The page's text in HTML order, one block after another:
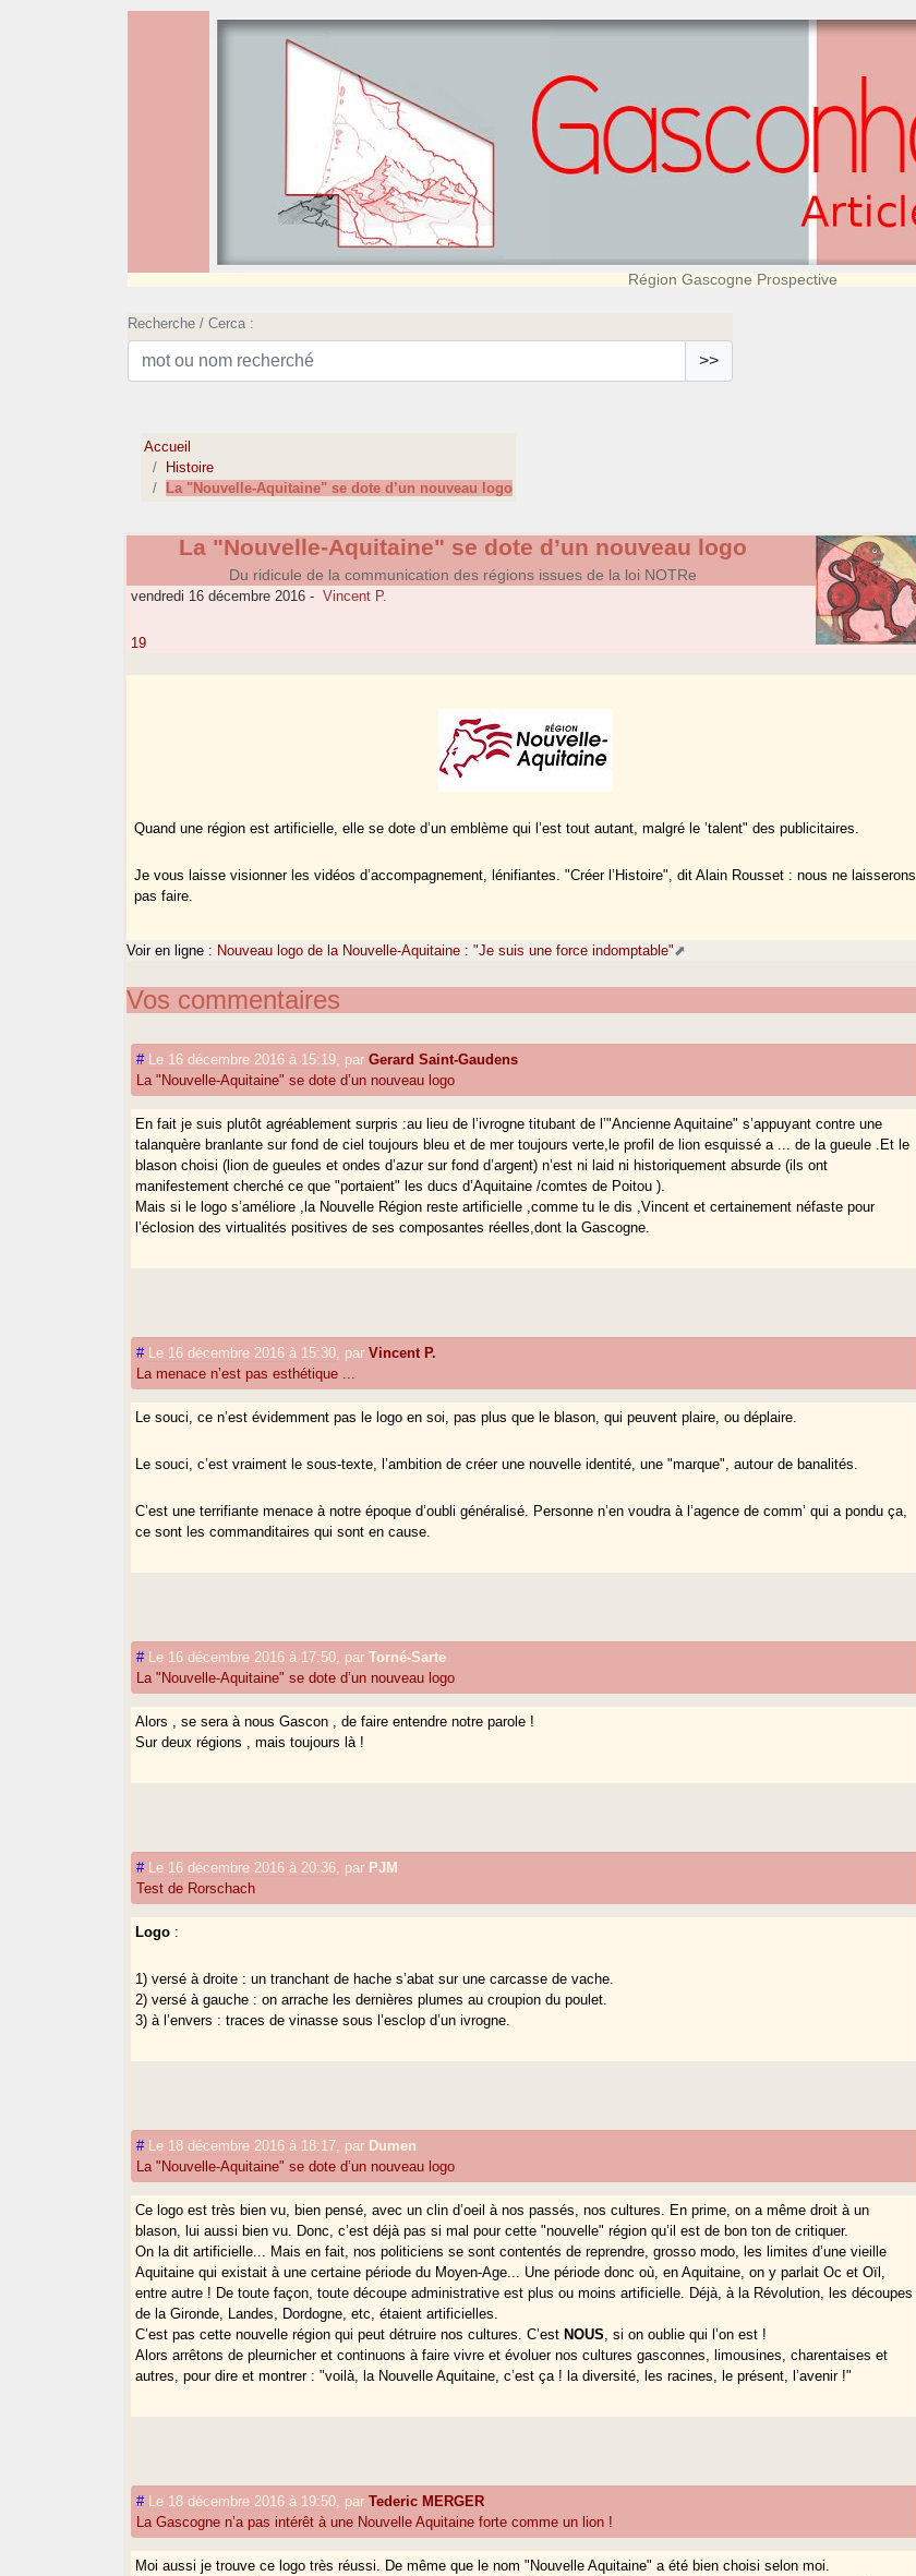
Région Gascogne Prospective
Recherche / Cerca :
>>
Accueil
Histoire
La "Nouvelle-Aquitaine" se dote d’un nouveau logo
La "Nouvelle-Aquitaine" se dote d’un nouveau logo
Du ridicule de la communication des régions issues de la loi NOTRe
vendredi 16 décembre 2016 - Vincent P.
19
Quand une région est artificielle, elle se dote d’un emblème qui l’est tout autant, malgré le ’talent" des publicitaires.
Je vous laisse visionner les vidéos d’accompagnement, lénifiantes. "Créer l’Histoire", dit Alain Rousset : nous ne laisserons
pas faire.
Voir en ligne : Nouveau logo de la Nouvelle-Aquitaine : "Je suis une force indomptable"
Vos commentaires
# Le 16 décembre 2016 à 15:19 parGerard Saint-Gaudens
La "Nouvelle-Aquitaine" se dote d’un nouveau logo
En fait je suis plutôt agréablement surpris :au lieu de l’ivrogne titubant de l’"Ancienne Aquitaine" s’appuyant contre une
talanquère branlante sur fond de ciel toujours bleu et de mer toujours verte,le profil de lion esquissé a ... de la gueule .Et le
blason choisi (lion de gueules et ondes d’azur sur fond d’argent) n’est ni laid ni historiquement absurde (ils ont
manifestement cherché ce que "portaient" les ducs d’Aquitaine /comtes de Poitou ).
Mais si le logo s’améliore ,la Nouvelle Région reste artificielle ,comme tu le dis ,Vincent et certainement néfaste pour
l’éclosion des virtualités positives de ses composantes réelles,dont la Gascogne.
# Le 16 décembre 2016 à 15:30 parVincent P.
La menace n’est pas esthétique ...
Le souci, ce n’est évidemment pas le logo en soi, pas plus que le blason, qui peuvent plaire, ou déplaire.
Le souci, c’est vraiment le sous-texte, l’ambition de créer une nouvelle identité, une "marque", autour de banalités.
C’est une terrifiante menace à notre époque d’oubli généralisé. Personne n’en voudra à l’agence de comm’ qui a pondu ça,
ce sont les commanditaires qui sont en cause.
# Le 16 décembre 2016 à 17:50 parTorné-Sarte
La "Nouvelle-Aquitaine" se dote d’un nouveau logo
Alors , se sera à nous Gascon , de faire entendre notre parole !
Sur deux régions , mais toujours là !
# Le 16 décembre 2016 à 20:36 par PJM
Test de Rorschach
Logo :
1) versé à droite : un tranchant de hache s’abat sur une carcasse de vache.
2) versé à gauche : on arrache les dernières plumes au croupion du poulet.
3) à l’envers : traces de vinasse sous l’esclop d’un ivrogne.
# Le 18 décembre 2016 à 18:17 par Dumen
La "Nouvelle-Aquitaine" se dote d’un nouveau logo
Ce logo est très bien vu, bien pensé, avec un clin d’oeil à nos passés, nos cultures. En prime, on a même droit à un
blason, lui aussi bien vu. Donc, c’est déjà pas si mal pour cette "nouvelle" région qu’il est de bon ton de critiquer.
On la dit artificielle... Mais en fait, nos politiciens se sont contentés de reprendre, grosso modo, les limites d’une vieille
Aquitaine qui existait à une certaine période du Moyen-Age... Une période donc où, en Aquitaine, on y parlait Oc et Oïl,
entre autre ! De toute façon, toute découpe administrative est plus ou moins artificielle. Déjà, à la Révolution, les découpes
de la Gironde, Landes, Dordogne, etc, étaient artificielles.
C’est pas cette nouvelle région qui peut détruire nos cultures. C’estNOUS , si on oublie qui l’on est !
Alors arrêtons de pleurnicher et continuons à faire vivre et évoluer nos cultures gasconnes, limousines, charentaises et
autres, pour dire et montrer : "voilà, la Nouvelle Aquitaine, c’est ça ! la diversité, les racines, le présent, l’avenir !"
# Le 18 décembre 2016 à 19:50 parTederic MERGER
La Gascogne n’a pas intérêt à une Nouvelle Aquitaine forte comme un lion !
Moi aussi je trouve ce logo très réussi. De même que le nom "Nouvelle Aquitaine" a été bien choisi selon moi.